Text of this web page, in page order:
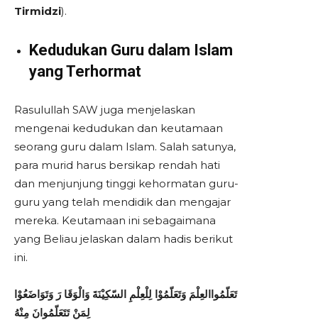
Tirmidzi).
Kedudukan Guru dalam Islam
yang Terhormat
Rasulullah SAW juga menjelaskan
mengenai kedudukan dan keutamaan
seorang guru dalam Islam. Salah satunya,
para murid harus bersikap rendah hati
dan menjunjung tinggi kehormatan guru-
guru yang telah mendidik dan mengajar
mereka. Keutamaan ini sebagaimana
yang Beliau jelaskan dalam hadis berikut
ini.
تَعَلّمُواالعِلْمَ وَتَعَلّمُوْا لِلْعِلْمِ السّكِيْنَةَ وَالْوَقَا رَ وَتَوَاضَعُوْا
لِمَنْ تَتَعَلّمُوانَ مِنْهُ